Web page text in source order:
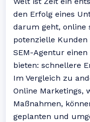
den Erfolg eines
darum geht, online
potenzielle
SEM-Agentur
bieten: schnellere
Im Vergleich zu
Online Marketings,
Maßnahmen,
geplanten und